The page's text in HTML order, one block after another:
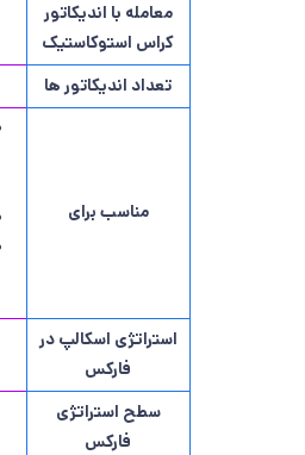
معامله با اندیکاتور
کراس استوکاستیک
تعداد اندیکاتور ها
مناسب برای
استراتژی اسکالپ در
فارکس
سطح استراتژی
فارکس